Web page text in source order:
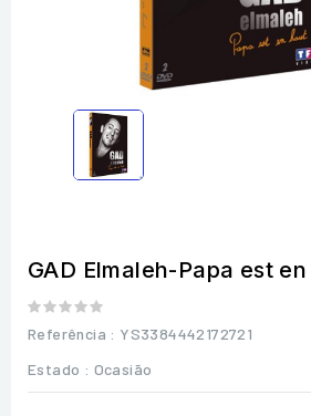
GAD Elmaleh-Papa est
Referência : YS3384442172721
Estado : Ocasião